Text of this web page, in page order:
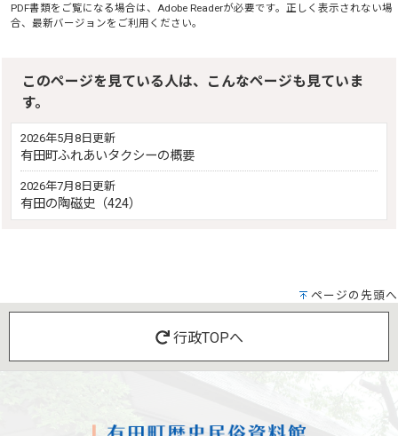
PDF書類をご覧になる場合は、Adobe Readerが必要です。正しく表示されない場
合、最新バージョンをご利用ください。
このページを見ている人は、こんなページも見ていま
す。
2026年5月8日更新
有田町ふれあいタクシーの概要
2026年7月8日更新
有田の陶磁史（424）
ページの先頭へ
行政TOPへ